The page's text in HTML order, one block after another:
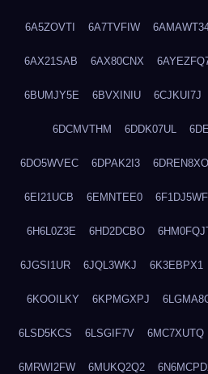
6A5ZOVTI 6A7TVFIW
6AX21SAB 6AX80CNX
6BUMJY5E 6BVXINIU 6CJKUI7J
6DCMVTHM 6DDK07UL
6DO5WVEC 6DPAK2I3 6DREN8XO
6EI21UCB 6EMNTEE0 6F1DJ5WF
6H6L0Z3E 6HD2DCBO
6JGSI1UR 6JQL3WKJ 6K3EBPX1
6KOOILKY 6KPMGXPJ
6LSD5KCS 6LSGIF7V 6MC7XUTQ
6MRWI2FW 6MUKQ2Q2